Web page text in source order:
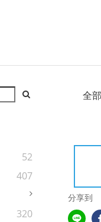
52
407
320
全
分享到